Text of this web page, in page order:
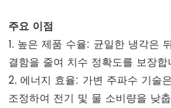
주요 이점
1. 높은 제품 수율: 균일한 냉각은
결함을 줄여 치수 정확도를 보장합
2. 에너지 효율: 가변 주파수 기술
조정하여 전기 및 물 소비량을 낮